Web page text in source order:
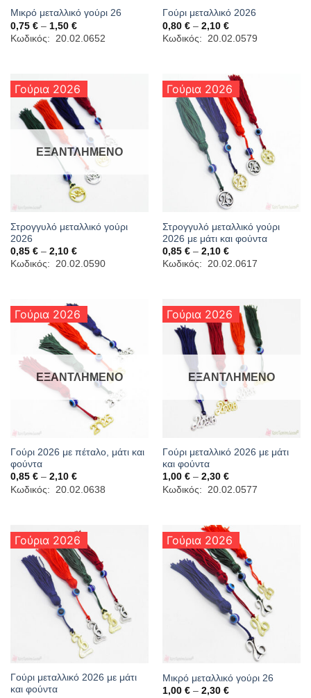
Μικρό μεταλλικό γούρι 26
0,75 € – 1,50 €Price
range:
0,75 €
Κωδικός: 20.02.0652
Γούρι μεταλλικό 2026
0,80 € – 2,10 €Price
range:
0,80 €
Κωδικός: 20.02.0579
Γούρια 2026
ΕΞΑΝΤΛΗΜΈΝΟ
Στρογγυλό μεταλλικό γούρι
2026
0,85 € – 2,10 €Price
range:
0,85 €
Κωδικός: 20.02.0590
Γούρια 2026
Στρογγυλό μεταλλικό γούρι
2026 με μάτι και φούντα
0,85 € – 2,10 €Price
range:
0,85 €
Κωδικός: 20.02.0617
Γούρια 2026
ΕΞΑΝΤΛΗΜΈΝΟ
Γούρι 2026 με πέταλο, μάτι και
φούντα
0,85 € – 2,10 €Price
range:
0,85 €
Κωδικός: 20.02.0638
Γούρια 2026
ΕΞΑΝΤΛΗΜΈΝΟ
Γούρι μεταλλικό 2026 με μάτι
και φούντα
1,00 € – 2,30 €Price
range:
1,00 €
Κωδικός: 20.02.0577
Γούρια 2026
Γούρι μεταλλικό 2026 με μάτι
και φούντα
Γούρια 2026
Μικρό μεταλλικό γούρι 26
1,00 € – 2,30 €Price